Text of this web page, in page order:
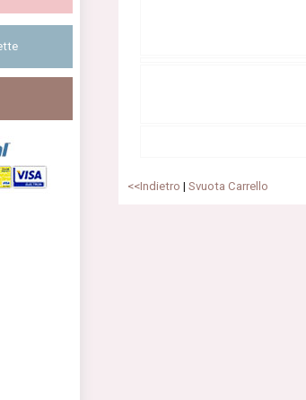
<<Indietro |Svuota Carrello